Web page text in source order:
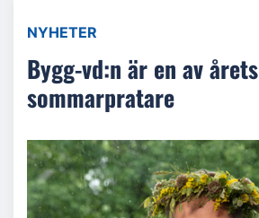
NYHETER
Bygg-vd:n är en av årets
sommarpratare